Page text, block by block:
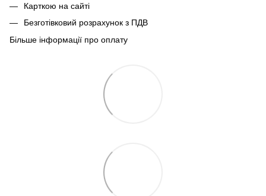
Карткою на сайті
Безготівковий розрахунок з ПДВ
Більше інформації про оплату